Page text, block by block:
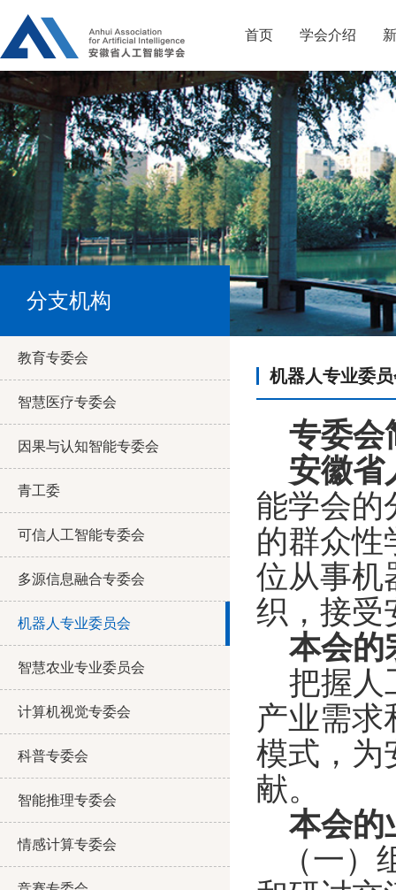
首页 学会介绍
分支机构
教育专委会
智慧医疗专委会
因果与认知智能专委会
青工委
可信人工智能专委会
多源信息融合专委会
机器人专业委员会
智慧农业专业委员会
计算机视觉专委会
科普专委会
智能推理专委会
情感计算专委会
机器人专业委
专委会
安徽省
能学会的
的群众性
位从事机
织，接受
本会的
把握人
产业需求
模式，为
献。
本会的
（一）